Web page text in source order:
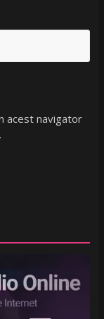
acest navigator